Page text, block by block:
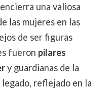
una valiosa
las mujeres en las
de ser figuras
fueron pilares
y guardianas de la
reflejado en la